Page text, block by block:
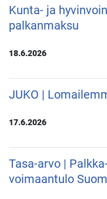
Kunta- ja
palkanmaksu
18.6.2026
JUKO |
17.6.2026
Tasa-arvo |
voimaantulo